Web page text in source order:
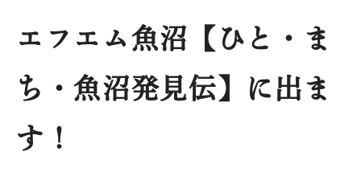
エフエム魚沼【ひと・ま
ち・魚沼発見伝】に出ま
す！